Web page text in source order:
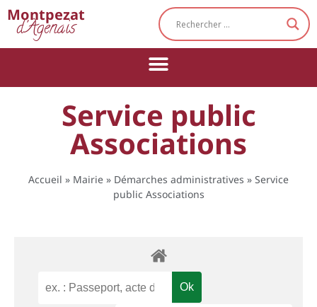
Montpezat
d'Agenais
Service public
Associations
Accueil » Mairie » Démarches administratives » Service
public Associations
Cookies management panel